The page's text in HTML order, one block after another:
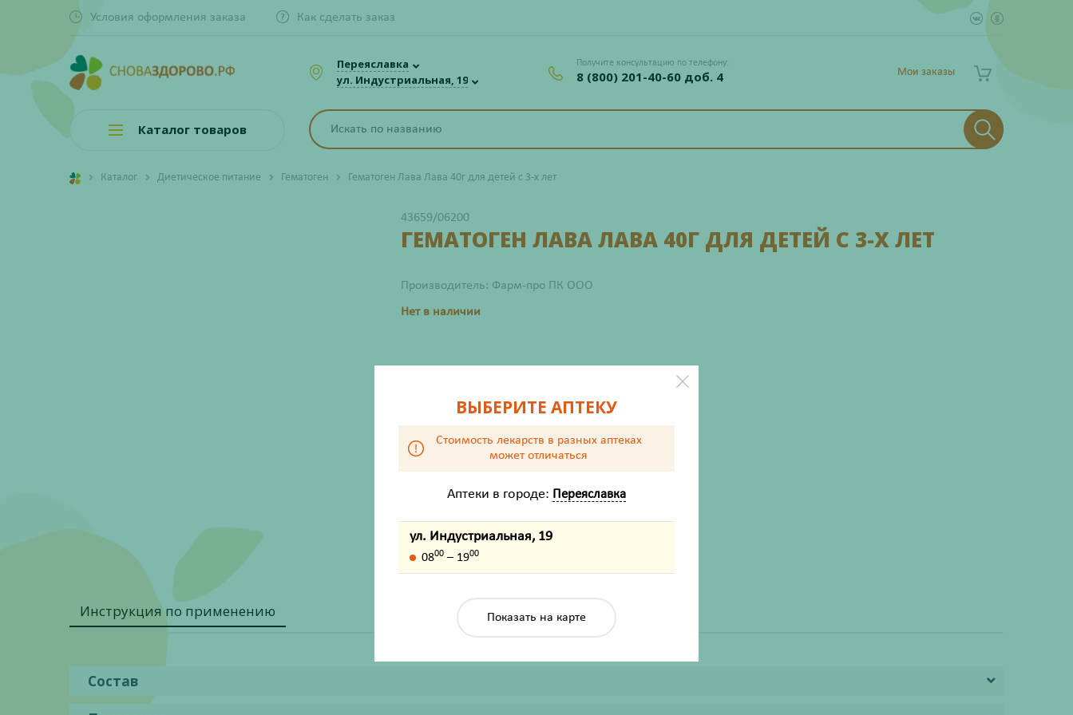
Условия оформления заказа Как сделать заказ
Переяславка
ул. Индустриальная, 19
Получите консультацию по телефону:
8 (800) 201-40-60 доб. 4 Мои заказы
Каталог товаров
Каталог Диетическое питание Гематоген Гематоген Лава Лава 40г для детей с 3-х лет
43659/06200
ГЕМАТОГЕН ЛАВА ЛАВА 40Г ДЛЯ ДЕТЕЙ С 3-Х ЛЕТ
Производитель: Фарм-про ПК ООО
Нет в наличии
Производитель
Жизненно важный
Инструкция по применению
Состав
ВЫБЕРИТЕ АПТЕКУ
Стоимость лекарств в разных аптеках
может отличаться
Аптеки в городе: Переяславка
ул. Индустриальная, 19
0800 – 1900
Показать на карте